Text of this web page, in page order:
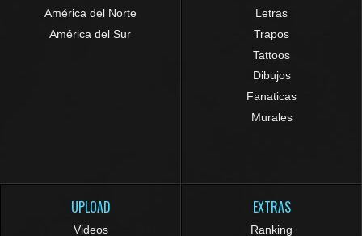
América del Norte
América del Sur
Letras
Trapos
Tattoos
Dibujos
Fanaticas
Murales
UPLOAD
Videos
EXTRAS
Ranking